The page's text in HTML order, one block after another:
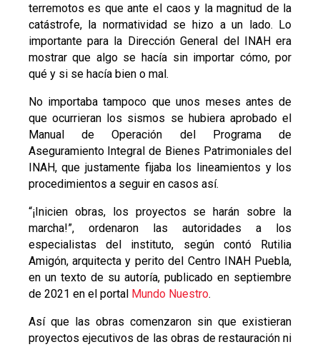
terremotos es que ante el caos y la magnitud de la
catástrofe, la normatividad se hizo a un lado. Lo
importante para la Dirección General del INAH era
mostrar que algo se hacía sin importar cómo, por
qué y si se hacía bien o mal.
No importaba tampoco que unos meses antes de
que ocurrieran los sismos se hubiera aprobado el
Manual de Operación del Programa de
Aseguramiento Integral de Bienes Patrimoniales del
INAH, que justamente fijaba los lineamientos y los
procedimientos a seguir en casos así.
“¡Inicien obras, los proyectos se harán sobre la
marcha!”, ordenaron las autoridades a los
especialistas del instituto, según contó Rutilia
Amigón, arquitecta y perito del Centro INAH Puebla,
en un texto de su autoría, publicado en septiembre
de 2021 en el portal Mundo Nuestro.
Así que las obras comenzaron sin que existieran
proyectos ejecutivos de las obras de restauración ni